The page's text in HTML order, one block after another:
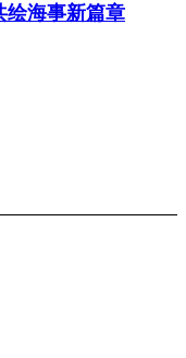
海事新篇章